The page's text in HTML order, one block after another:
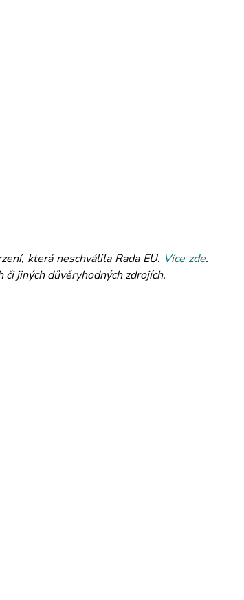
která neschválila Rada EU. Více zde.
jiných důvěryhodných zdrojích.